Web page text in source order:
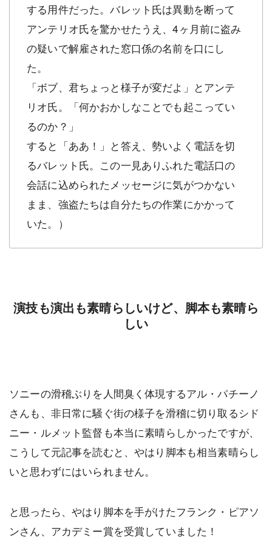
する用件だった。バレット氏は異動を断って
アンテリオ氏を驚かせたうえ、4ヶ月前に盗み
の疑いで解雇された窓口係の名前を口にし
た。
「ボブ、君ちょっと様子が変だよ」とアンテ
リオ氏。「何かおかしなことでも起こってい
るのか？」
すると「ああ！」と答え、勢いよく電話を切
るバレット氏。この一見ありふれた電話口の
会話に込められたメッセージに気がつかない
まま、強盗たちは自分たちの作業にかかって
いた。）
演技も演出も素晴らしいけど、脚本も素晴ら
しい
ソニーの滑稽ぶりを人間臭く体現するアル・パチーノ
さんも、非日常に騒ぐ街の様子を滑稽に切り取るシド
ニー・ルメット監督も本当に素晴らしかったですが、
こうして元記事を読むと、やはり脚本も相当素晴らし
いと思わずにはいられません。
と思ったら、やはり脚本を手がけたフランク・ピアソ
ンさん、アカデミー賞を受賞していました！